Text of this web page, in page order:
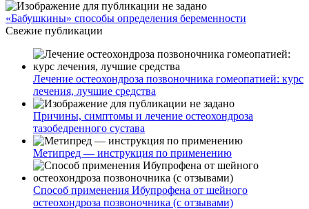
«Бабушкины» способы определения беременности
Свежие публикации
Лечение остеохондроза позвоночника гомеопатией: курс
лечения, лучшие средства
Причины, симптомы и лечение остеохондроза
тазобедренного сустава
Метипред — инструкция по применению
Способ применения Ибупрофена от шейного
остеохондроза позвоночника (с отзывами)